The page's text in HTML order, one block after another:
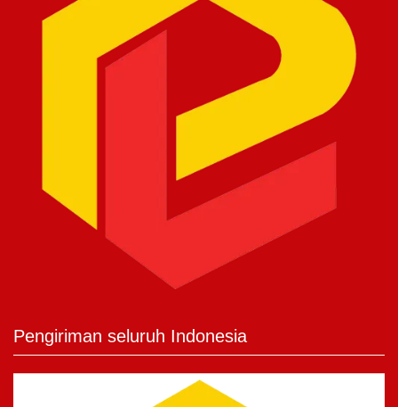
Pengiriman seluruh Indonesia